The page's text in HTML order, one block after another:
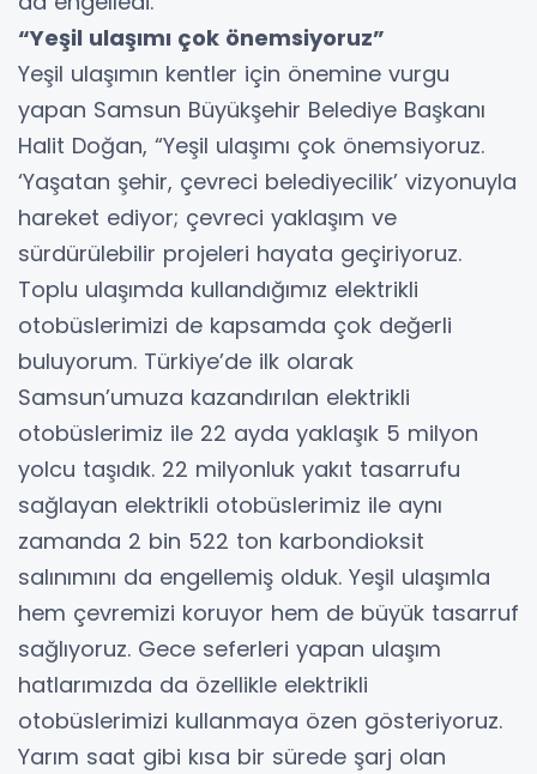
“Yeşil ulaşımı çok önemsiyoruz”
Yeşil ulaşımın kentler için önemine vurgu
yapan Samsun Büyükşehir Belediye Başkanı
Halit Doğan, “Yeşil ulaşımı çok önemsiyoruz.
‘Yaşatan şehir, çevreci belediyecilik’ vizyonuyla
hareket ediyor; çevreci yaklaşım ve
sürdürülebilir projeleri hayata geçiriyoruz.
Toplu ulaşımda kullandığımız elektrikli
otobüslerimizi de kapsamda çok değerli
buluyorum. Türkiye’de ilk olarak
Samsun’umuza kazandırılan elektrikli
otobüslerimiz ile 22 ayda yaklaşık 5 milyon
yolcu taşıdık. 22 milyonluk yakıt tasarrufu
sağlayan elektrikli otobüslerimiz ile aynı
zamanda 2 bin 522 ton karbondioksit
salınımını da engellemiş olduk. Yeşil ulaşımla
hem çevremizi koruyor hem de büyük tasarruf
sağlıyoruz. Gece seferleri yapan ulaşım
hatlarımızda da özellikle elektrikli
otobüslerimizi kullanmaya özen gösteriyoruz.
Yarım saat gibi kısa bir sürede şarj olan